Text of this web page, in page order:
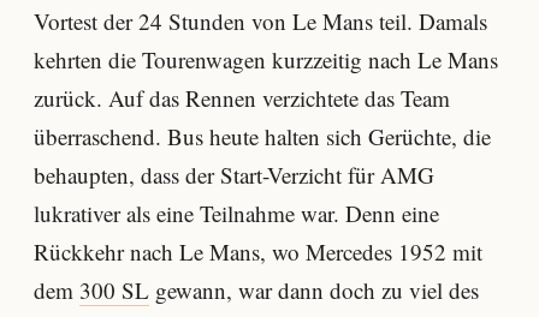
Vortest der 24 Stunden von Le Mans teil. Damals
kehrten die Tourenwagen kurzzeitig nach Le Mans
zurück. Auf das Rennen verzichtete das Team
überraschend. Bus heute halten sich Gerüchte, die
behaupten, dass der Start-Verzicht für AMG
lukrativer als eine Teilnahme war. Denn eine
Rückkehr nach Le Mans, wo Mercedes 1952 mit
dem 300 SL gewann, war dann doch zu viel des